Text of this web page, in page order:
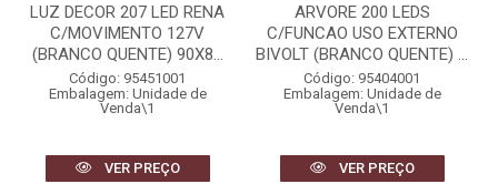
LUZ DECOR 207 LED RENA
C/MOVIMENTO 127V
(BRANCO QUENTE) 90X8...
Código: 95451001
Embalagem: Unidade de
Venda\1
VER PREÇO
ARVORE 200 LEDS
C/FUNCAO USO EXTERNO
BIVOLT (BRANCO QUENTE) ...
Código: 95404001
Embalagem: Unidade de
Venda\1
VER PREÇO